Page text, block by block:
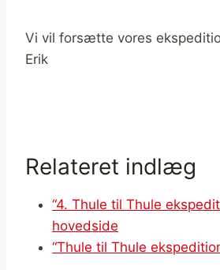
Vi vil forsætte vores
Erik
Relateret indlæg
“4. Thule til Thule
hovedside
“Thule til Thule